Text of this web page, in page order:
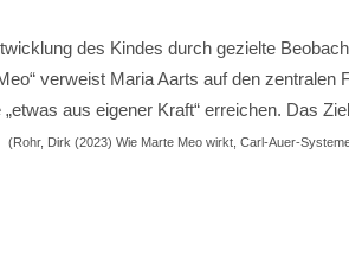
des Kindes durch gezielte
verweist Maria Aarts auf den zentralen
aus eigener Kraft“ erreichen. Das
(Rohr, Dirk (2023) Wie Marte Meo wirkt, Carl-Auer-